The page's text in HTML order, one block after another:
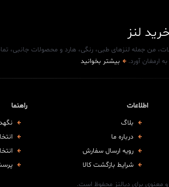
لنز
من جمله لنزهای طبی، رنگی، هارد و محصولات
ارمغان آورد.
بیشتر بخوانید
اطلاعات
بلاگ
درباره ما
رویه ارسال سفارش
شرایط بازگشت کالا
راهنما
معنوی برای دیالنز محفوظ است.